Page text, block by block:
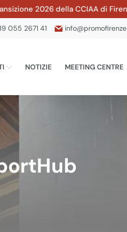
della CCIAA di Firenze
055 2671 41
NOTIZIE MEETING CENTRE